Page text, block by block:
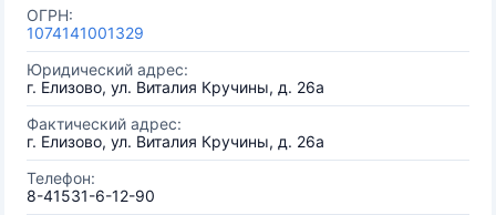
ОГРН:
1074141001329
Юридический адрес:
г. Елизово, ул. Виталия Кручины, д. 26а
Фактический адрес:
г. Елизово, ул. Виталия Кручины, д. 26а
Телефон:
8-41531-6-12-90